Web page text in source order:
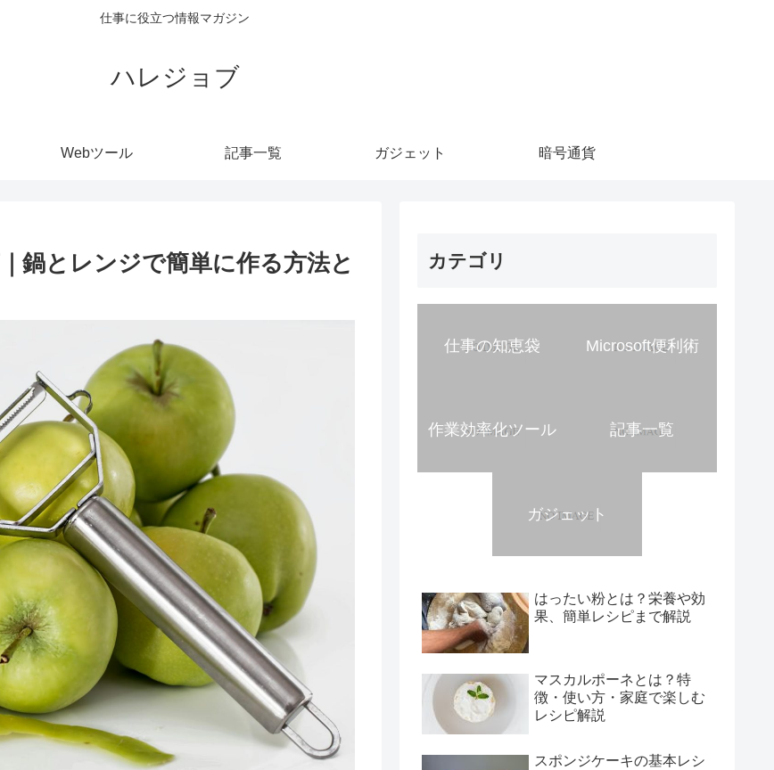
仕事に役立つ情報マガジン
ハレジョブ
Webツール 記事一覧 ガジェット 暗号通貨
鍋とレンジで簡単に作る方法と
カテゴリ
仕事の知恵袋 Microsoft便利術
作業効率化ツール 記事一覧
ガジェット
はったい粉とは？栄養や効
果、簡単レシピまで解説
マスカルポーネとは？特
徴・使い方・家庭で楽しむ
レシピ解説
スポンジケーキの基本レシ